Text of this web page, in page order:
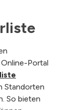
Portal
Standorten
So bieten